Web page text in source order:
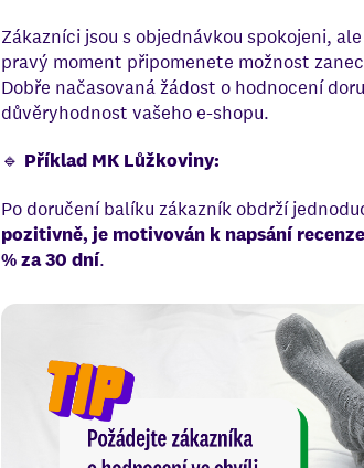
Zákazníci jsou s objednávkou spokojeni,
pravý moment připomenete možnost
Dobře načasovaná žádost o hodnocení
důvěryhodnost vašeho e-shopu.
🔹 Příklad MK Lůžkoviny:
Po doručení balíku zákazník obdrží
pozitivně, je motivován k napsání
% za 30 dní.